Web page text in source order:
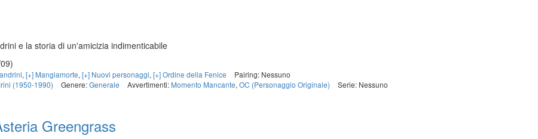
e la storia di un'amicizia indimenticabile
, [+] Mangiamorte, [+] Nuovi personaggi, [+] Ordine della Fenice
Pairing: Nessuno
(1950-1990) Genere:Generale Avvertimenti: Momento Mancante, OC (Personaggio Originale)
Serie: Nessuno
Greengrass